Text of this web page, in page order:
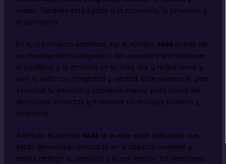
orden. También está ligado a la economía, la provisión y
el suministro.
En tu crecimiento espiritual, ver el número 6666puede ser
un mensaje de los ángeles o del universo para mantener
el equilibrio y la armonía en tu vida, dar y recibir amor y
vivir tu vida con integridad y verdad. Este número te pide
escuchar tu intuición y sabiduría interior para tomar las
decisiones correctas y mantener un enfoque positivo y
optimista.
Además, el número 6666te puede estar indicando que
estás demasiado enfocado en el aspecto material y
debes redirigir tu atención a tu ser interior, tus relaciones